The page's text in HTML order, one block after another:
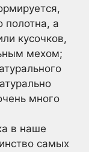
полотна, а
кусочков,
мехом;
много
в наше
самых